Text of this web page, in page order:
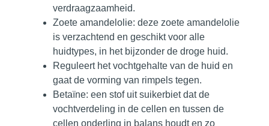
verdraagzaamheid.
Zoete amandelolie: deze zoete amandelolie
is verzachtend en geschikt voor alle
huidtypes, in het bijzonder de droge huid.
Reguleert het vochtgehalte van de huid en
gaat de vorming van rimpels tegen.
Betaïne: een stof uit suikerbiet dat de
vochtverdeling in de cellen en tussen de
cellen onderling in balans houdt en zo